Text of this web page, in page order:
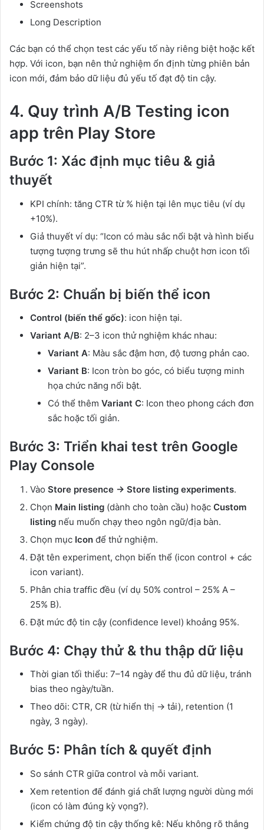
Screenshots
Long Description
Các bạn có thể chọn test các yếu tố này riêng biệt hoặc kết
hợp. Với icon, bạn nên thử nghiệm ổn định từng phiên bản
icon mới, đảm bảo dữ liệu đủ yếu tố đạt độ tin cậy.
4. Quy trình A/B Testing icon
app trên Play Store
Bước 1: Xác định mục tiêu & giả
thuyết
KPI chính: tăng CTR từ % hiện tại lên mục tiêu (ví dụ
+10%).
Giả thuyết ví dụ: “Icon có màu sắc nổi bật và hình biểu
tượng tượng trưng sẽ thu hút nhấp chuột hơn icon tối
giản hiện tại”.
Bước 2: Chuẩn bị biến thể icon
Control (biến thể gốc): icon hiện tại.
Variant A/B: 2–3 icon thử nghiệm khác nhau:
Variant A: Màu sắc đậm hơn, độ tương phản cao.
Variant B: Icon tròn bo góc, có biểu tượng minh
họa chức năng nổi bật.
Có thể thêm Variant C: Icon theo phong cách đơn
sắc hoặc tối giản.
Bước 3: Triển khai test trên Google
Play Console
Vào Store presence → Store listing experiments.
Chọn Main listing (dành cho toàn cầu) hoặc Custom
listing nếu muốn chạy theo ngôn ngữ/địa bàn.
Chọn mục Icon để thử nghiệm.
Đặt tên experiment, chọn biến thể (icon control + các
icon variant).
Phân chia traffic đều (ví dụ 50% control – 25% A –
25% B).
Đặt mức độ tin cậy (confidence level) khoảng 95%.
Bước 4: Chạy thử & thu thập dữ liệu
Thời gian tối thiểu: 7–14 ngày để thu đủ dữ liệu, tránh
bias theo ngày/tuần.
Theo dõi: CTR, CR (từ hiển thị → tải), retention (1
ngày, 3 ngày).
Bước 5: Phân tích & quyết định
So sánh CTR giữa control và mỗi variant.
Xem retention để đánh giá chất lượng người dùng mới
(icon có làm đúng kỳ vọng?).
Kiểm chứng độ tin cậy thống kê: Nếu không rõ thắng